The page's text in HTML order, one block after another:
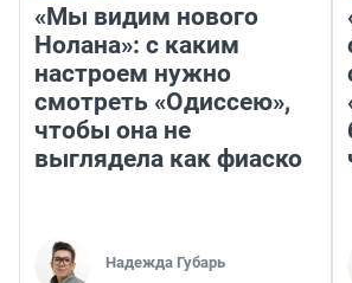
«Мы видим нового
Нолана»: с каким
настроем нужно
смотреть «Одиссею»,
чтобы она не
выглядела как фиаско
Надежда Губарь